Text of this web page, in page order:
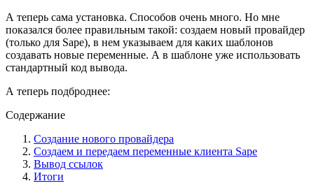
А теперь сама установка. Способов очень много. Но мне
показался более правильным такой: создаем новый провайдер
(только для Sape), в нем указываем для каких шаблонов
создавать новые переменные. А в шаблоне уже использовать
стандартный код вывода.
А теперь подброднее:
Содержание
Создание нового провайдера
Создаем и передаем переменные клиента Sape
Вывод ссылок
Итоги